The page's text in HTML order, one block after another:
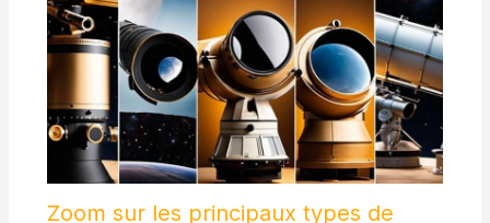
Zoom sur les principaux types de